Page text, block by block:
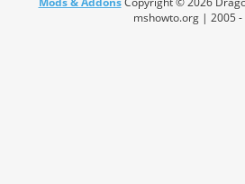
mshowto.org | 2005 -